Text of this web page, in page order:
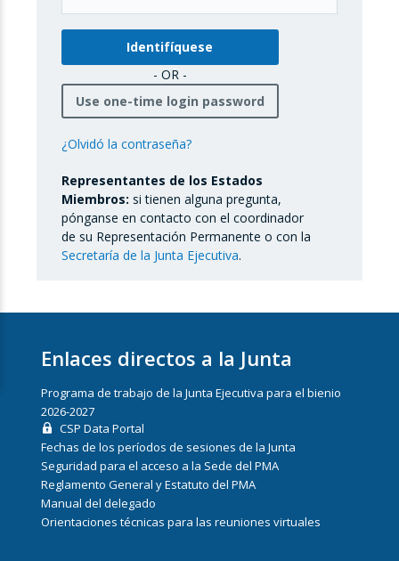
- OR -
Use one-time login password
¿Olvidó la contraseña?
Representantes de los Estados
Miembros: si tienen alguna pregunta,
pónganse en contacto con el coordinador
de su Representación Permanente o con la
Secretaría de la Junta Ejecutiva.
Enlaces directos a la Junta
Programa de trabajo de la Junta Ejecutiva para el bienio
2026-2027
CSP Data Portal
Fechas de los períodos de sesiones de la Junta
Seguridad para el acceso a la Sede del PMA
Reglamento General y Estatuto del PMA
Manual del delegado
Orientaciones técnicas para las reuniones virtuales